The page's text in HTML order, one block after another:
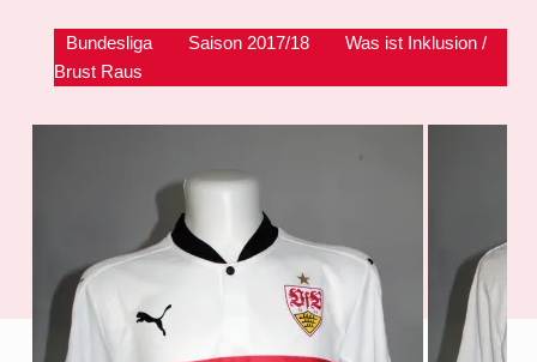
Bundesliga Saison 2017/18
Was ist Inklusion /
Brust Raus